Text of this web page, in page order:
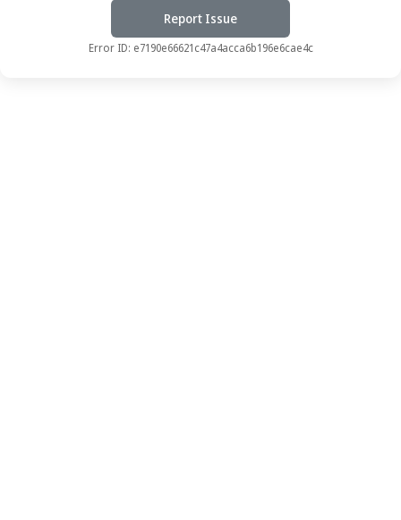
Report Issue
Error ID: e7190e66621c47a4acca6b196e6cae4c